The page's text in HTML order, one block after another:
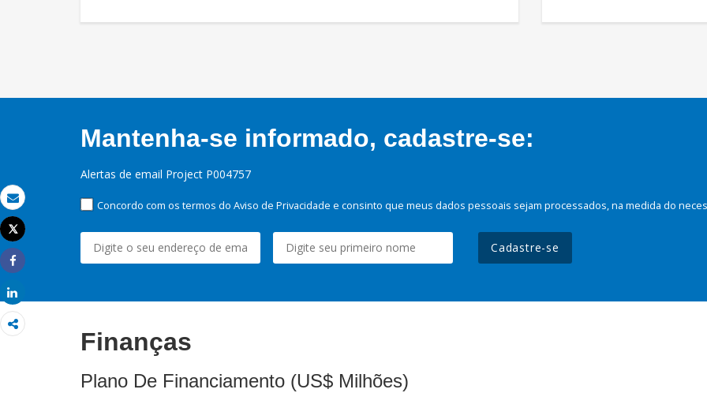
Email
Imprimir
Tweet
Share
Mantenha-se informado, cadastre-se:
Alertas de email Project P004757
Concordo com os termos do Aviso de Privacidade e consinto que meus dados pessoais sejam processados, na medida do
Cadastre-se
Finanças
Plano De Financiamento (US$ Milhões)